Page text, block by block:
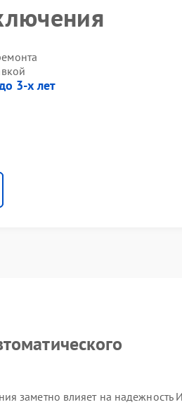
3-х лет
заметно влияет на надежность